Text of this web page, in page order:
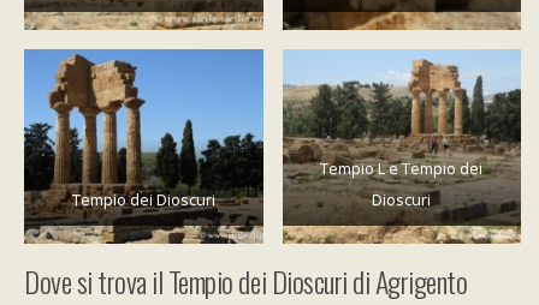
Tempio dei Dioscuri
Tempio L e Tempio dei
Dioscuri
Dove si trova il Tempio dei Dioscuri di Agrigento